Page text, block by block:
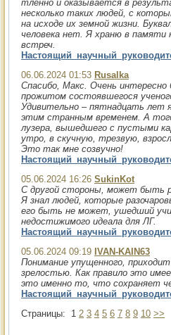
тленно и оказывается в
несколько таких людей, с
на исходе их земной жизни.
человека нет. Я храню в памяти
встреч.
06.06.2024 01:53 Rusalka
Спасибо, Макс. Очень
прожитом состоявшегося
Удивительно – пятнадцать лет
этим странным временем. А
лузера, вышедшего с пустыми
утро, в скучную, трезвую,
Это так мне созвучно!
05.06.2024 16:26 SukinKot
С другой стороны, может быть
Я знал людей, которые
его быть не может, ушедший
недостижимого идеала для ЛГ.
05.06.2024 09:19 IVAN-KAIN63
Понимание упущенного,
зрелостью. Как правило это
это именно то, что сохраняет
Страницы: 1 2 3 4 5 6 7 8 9 10 >>